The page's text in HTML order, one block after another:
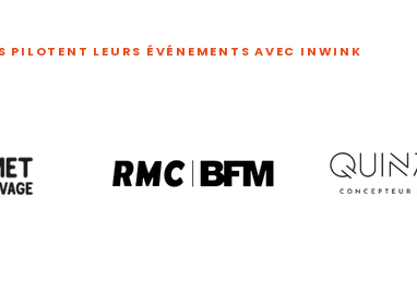
PILOTENT LEURS ÉVÉNEMENTS AVEC INWINK